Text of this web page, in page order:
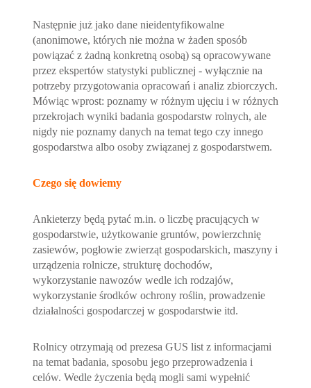
Następnie już jako dane nieidentyfikowalne
(anonimowe, których nie można w żaden sposób
powiązać z żadną konkretną osobą) są opracowywane
przez ekspertów statystyki publicznej - wyłącznie na
potrzeby przygotowania opracowań i analiz zbiorczych.
Mówiąc wprost: poznamy w różnym ujęciu i w różnych
przekrojach wyniki badania gospodarstw rolnych, ale
nigdy nie poznamy danych na temat tego czy innego
gospodarstwa albo osoby związanej z gospodarstwem.
Czego się dowiemy
Ankieterzy będą pytać m.in. o liczbę pracujących w
gospodarstwie, użytkowanie gruntów, powierzchnię
zasiewów, pogłowie zwierząt gospodarskich, maszyny i
urządzenia rolnicze, strukturę dochodów,
wykorzystanie nawozów wedle ich rodzajów,
wykorzystanie środków ochrony roślin, prowadzenie
działalności gospodarczej w gospodarstwie itd.
Rolnicy otrzymają od prezesa GUS list z informacjami
na temat badania, sposobu jego przeprowadzenia i
celów. Wedle życzenia będą mogli sami wypełnić